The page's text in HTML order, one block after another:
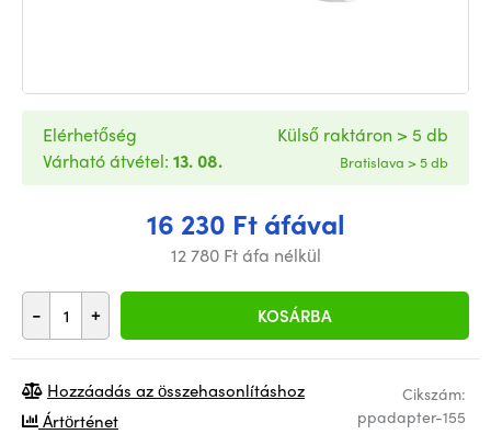
16 230 Ft áfával
12 780 Ft áfa nélkül
- + KOSÁRBA
Elérhetőség
Várható átvétel: 13. 08.
Külső raktáron > 5 db
Bratislava > 5 db
Cikszám:
ppadapter-155
Hozzáadás az összehasonlításhoz
Ártörténet